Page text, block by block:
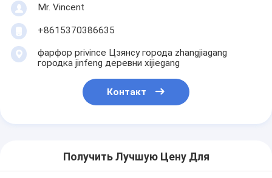
Mr. Vincent
+8615370386635
фарфор privince Цзянсу города zhangjiagang
городка jinfeng деревни xijiegang
Контакт
Получить Лучшую Цену Для